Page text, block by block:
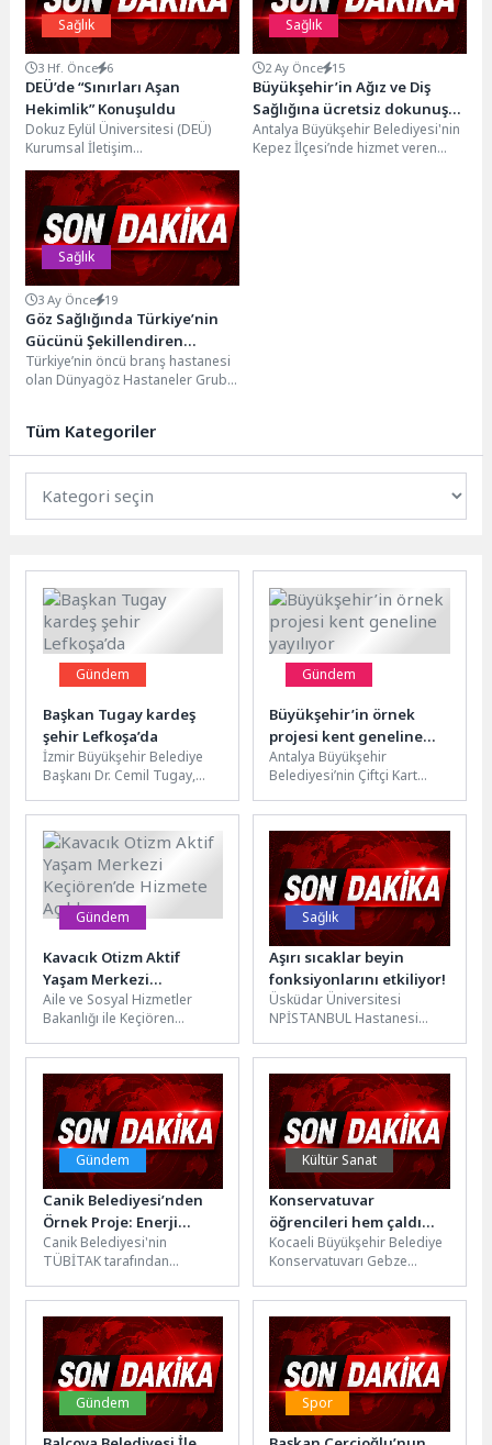
Sağlık
3 Hf. Önce 6
DEÜ’de “Sınırları Aşan
Hekimlik” Konuşuldu
Dokuz Eylül Üniversitesi (DEÜ)
Kurumsal İletişim
Koordinatörlüğü tarafından
düzenlenen “Bilim Kafe Geleceğin
Meslekleri: Sınırları Aşan...
Sağlık
2 Ay Önce 15
Büyükşehir’in Ağız ve Diş
Sağlığına ücretsiz dokunuşu
yoğun ilgi görüyor
Antalya Büyükşehir Belediyesi'nin
Kepez İlçesi’nde hizmet veren
Sağlık
3 Ay Önce 19
Göz Sağlığında Türkiye’nin
Gücünü Şekillendiren
Buluşma
Türkiye’nin öncü branş hastanesi
olan Dünyagöz Hastaneler Grubu,
Tüm Kategoriler
Gündem
Başkan Tugay kardeş
şehir Lefkoşa’da
İzmir Büyükşehir Belediye
Başkanı Dr. Cemil Tugay,
için Kuzey Kıbrıs Türk
Cumhuriyeti’ne...
Gündem
Büyükşehir’in örnek
projesi kent geneline
yayılıyor
Antalya Büyükşehir
Belediyesi’nin Çiftçi Kart
yaygınlaşmaya devam
ediyor. Daha önce 8 ilçede...
Gündem
Kavacık Otizm Aktif
Yaşam Merkezi
Keçiören’de Hizmete
Açıldı
Aile ve Sosyal Hizmetler
Bakanlığı ile Keçiören
hayata geçirilen Kavacık
Otizm Aktif Yaşam...
Sağlık
Aşırı sıcaklar beyin
fonksiyonlarını etkiliyor!
Üsküdar Üniversitesi
NPİSTANBUL Hastanesi
Alp, aşırı sıcakların beyin
fonksiyonları, bilişsel
performans, ruh...
Gündem
Canik Belediyesi’nden
Örnek Proje: Enerji
Avcıları Sahada
Canik Belediyesi'nin
TÜBİTAK tarafından
Bir Sürdürülebilirlik
Hikâyesi" projesiyle gençler,
enerji santrallerinde
incelemeler...
Kültür Sanat
Konservatuvar
öğrencileri hem çaldı
hem oynadı
Kocaeli Büyükşehir Belediye
Konservatuvarı Gebze
öğrencileri hafta sonunda
muhteşem bir konsere...
Gündem Spor